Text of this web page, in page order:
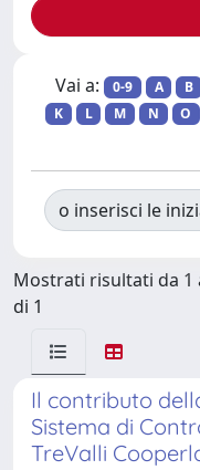
Vai a: 0-9 A B
K
L M N O
o inserisci le
Mostrati risultati da 1
di 1
Il contributo
Sistema di
TreValli